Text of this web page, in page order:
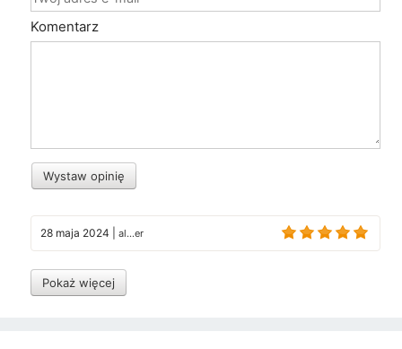
Komentarz
Wystaw opinię
28 maja 2024 al...er
Pokaż więcej